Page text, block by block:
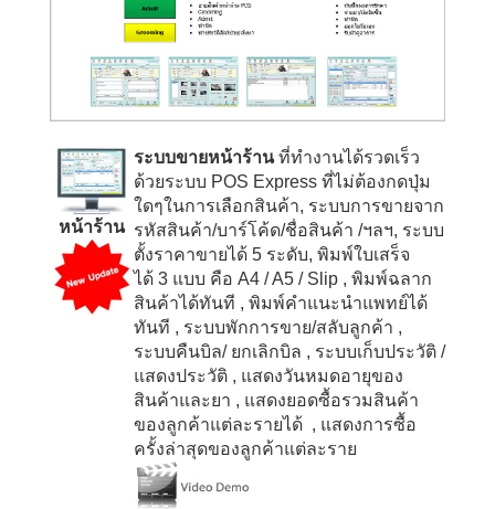
หน้าร้าน
ระบบขายหน้าร้านที่ทำงานได้รวดเร็ว
ด้วยระบบ POS Express ที่ไม่ต้องกดปุ่ม
ใดๆในการเลือกสินค้า, ระบบการขายจาก
รหัสสินค้า/บาร์โค้ด/ชื่อสินค้า /ฯลฯ, ระบบ
ตั้งราคาขายได้ 5 ระดับ, พิมพ์ใบเสร็จ
ได้ 3 แบบ คือ A4 / A5 / Slip , พิมพ์ฉลาก
สินค้าได้ทันที , พิมพ์คำแนะนำแพทย์ได้
ทันที , ระบบพักการขาย/สลับลูกค้า ,
ระบบคืนบิล/ ยกเลิกบิล , ระบบเก็บประวัติ /
แสดงประวัติ , แสดงวันหมดอายุของ
สินค้าและยา , แสดงยอดซื้อรวมสินค้า
ของลูกค้าแต่ละรายได้ , แสดงการซื้อ
ครั้งล่าสุดของลูกค้าแต่ละราย